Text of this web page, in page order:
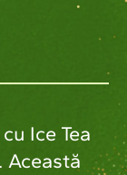
Ice Tea
Această